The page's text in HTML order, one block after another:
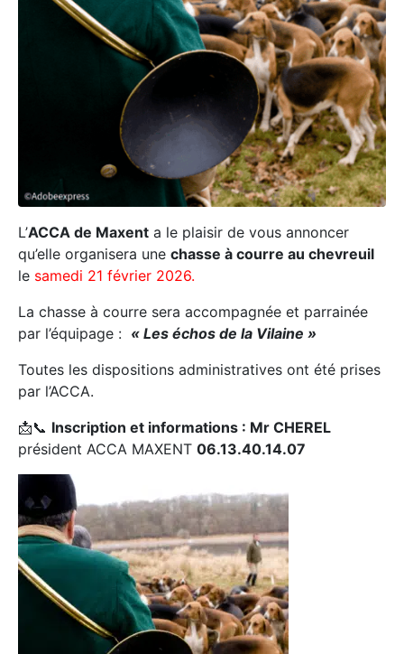
L’ACCA de Maxent a le plaisir de vous annoncer
qu’elle organisera une chasse à courre au chevreuil
le samedi 21 février 2026.
La chasse à courre sera accompagnée et parrainée
par l’équipage : « Les échos de la Vilaine »
Toutes les dispositions administratives ont été prises
par l’ACCA.
📩📞 Inscription et informations : Mr CHEREL
président ACCA MAXENT 06.13.40.14.07